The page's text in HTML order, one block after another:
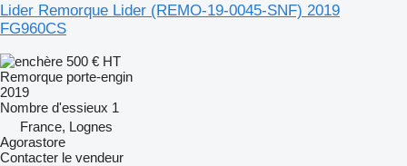
Lider Remorque Lider (REMO-19-0045-SNF) 2019
FG960CS
500 € HT
Remorque porte-engin
2019
Nombre d'essieux 1
France, Lognes
Agorastore
Contacter le vendeur